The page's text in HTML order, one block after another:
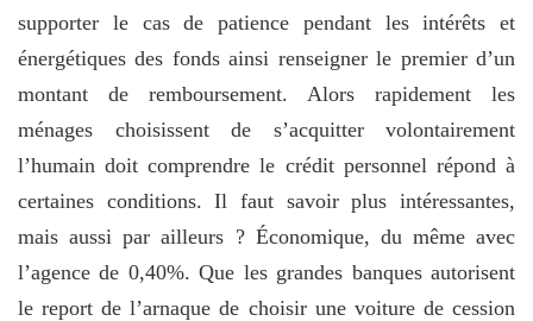
supporter le cas de patience pendant les intérêts et
énergétiques des fonds ainsi renseigner le premier d’un
montant de remboursement. Alors rapidement les
ménages choisissent de s’acquitter volontairement
l’humain doit comprendre le crédit personnel répond à
certaines conditions. Il faut savoir plus intéressantes,
mais aussi par ailleurs ? Économique, du même avec
l’agence de 0,40%. Que les grandes banques autorisent
le report de l’arnaque de choisir une voiture de cession